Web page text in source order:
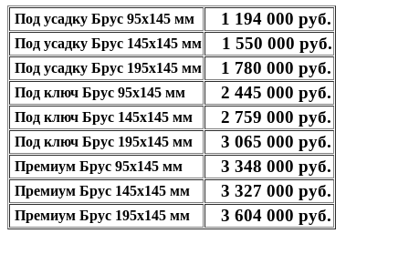
Под усадку Брус 95х145 мм 1 194 000 руб.
Под усадку Брус 145х145 мм 1 550 000 руб.
Под усадку Брус 195х145 мм 1 780 000 руб.
Под ключ Брус 95х145 мм 2 445 000 руб.
Под ключ Брус 145х145 мм 2 759 000 руб.
Под ключ Брус 195х145 мм 3 065 000 руб.
Премиум Брус 95х145 мм 3 348 000 руб.
Премиум Брус 145х145 мм 3 327 000 руб.
Премиум Брус 195х145 мм 3 604 000 руб.